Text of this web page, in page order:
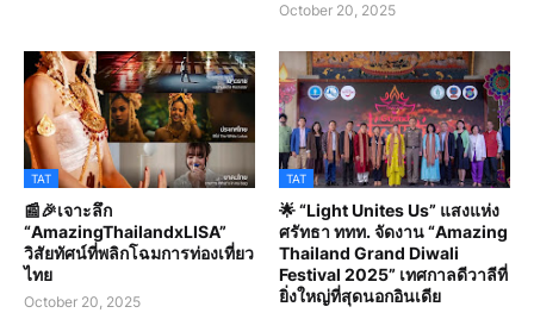
October 20, 2025
TAT
📰🎉เจาะลึก
“AmazingThailandxLISA”
วิสัยทัศน์ที่พลิกโฉมการท่องเที่ยว
ไทย
October 20, 2025
TAT
🌟 “Light Unites Us” แสงแห่ง
ศรัทธา ททท. จัดงาน “Amazing
Thailand Grand Diwali
Festival 2025” เทศกาลดีวาลีที่
ยิ่งใหญ่ที่สุดนอกอินเดีย